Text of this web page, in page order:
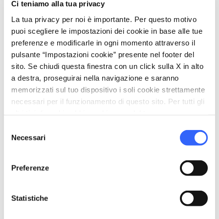
Ci teniamo alla tua privacy
La tua privacy per noi è importante. Per questo motivo
puoi scegliere le impostazioni dei cookie in base alle tue
preferenze e modificarle in ogni momento attraverso il
pulsante “Impostazioni cookie” presente nel footer del
sito. Se chiudi questa finestra con un click sulla X in alto
a destra, proseguirai nella navigazione e saranno
memorizzati sul tuo dispositivo i soli cookie strettamente
necessari per il funzionamento di questo sito. Per tutti gli
delNecessari
Preferenze
Statistiche
pets Animali ammessi (Pet friendly)